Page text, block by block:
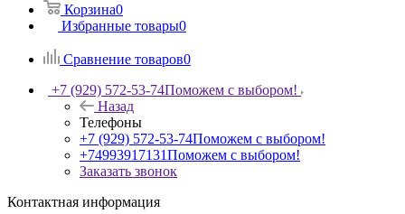
Корзина0
Избранные товары0
Сравнение товаров0
+7 (929) 572-53-74Поможем с выбором!
Назад
Телефоны
+7 (929) 572-53-74Поможем с выбором!
+74993917131Поможем с выбором!
Заказать звонок
Контактная информация